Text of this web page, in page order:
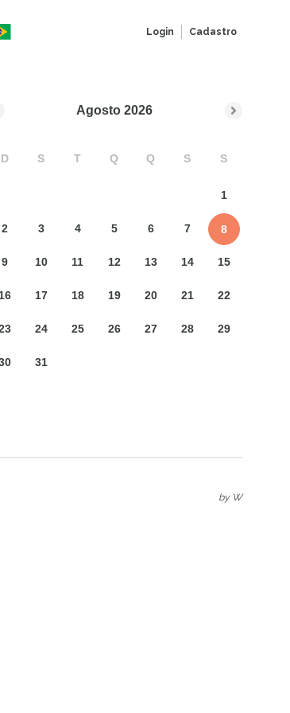
Login Cadastro
Agosto 2026
D S T Q Q S S
1
2 3 4 5 6 7 8
9 10 11 12 13 14 15
17 18 19 20 21 22
24 25 26 27 28 29
31
by W